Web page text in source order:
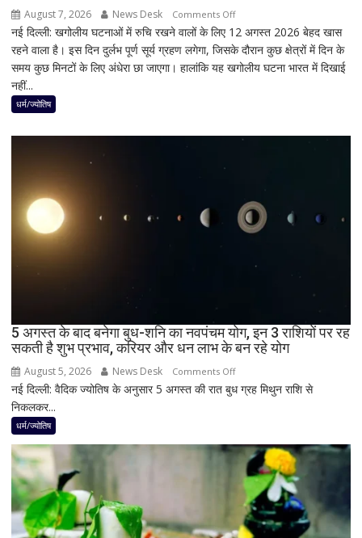
August 7, 2026 News Desk Comments Offon
12
अगस्त
को
सूर्य
छा
जाएगा
या
नहीं
नई दिल्ली: खगोलीय घटनाओं में रुचि रखने वालों के लिए 12 अगस्त 2026 बेहद खास
रहने वाला है। इस दिन दुर्लभ पूर्ण सूर्य ग्रहण लगेगा, जिसके दौरान कुछ क्षेत्रों में दिन के
समय कुछ मिनटों के लिए अंधेरा छा जाएगा। हालांकि यह खगोलीय घटना भारत में दिखाई
नहीं...
धर्म/ज्योतिष
5 अगस्त के बाद बनेगा बुध-शनि का नवपंचम योग, इन 3 राशियों पर रह
सकती है शुभ प्रभाव, करियर और धन लाभ के बन रहे योग
August 5, 2026 News Desk Comments Offon
5
बाद
बनेगा
बुध-
शनि
नवपंचम
नई दिल्ली: वैदिक ज्योतिष के अनुसार 5 अगस्त की रात बुध ग्रह मिथुन राशि से
निकलकर...
धर्म/ज्योतिष